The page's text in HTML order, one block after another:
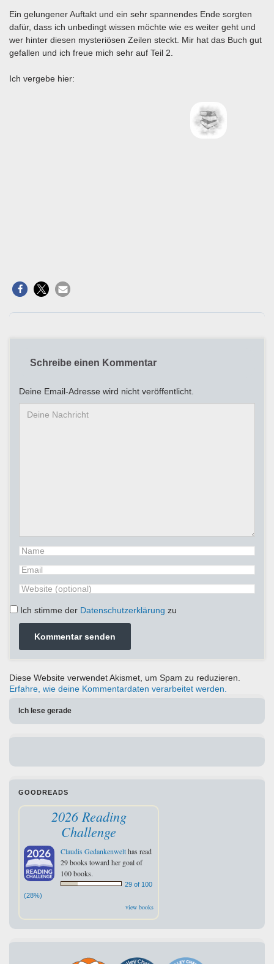
Ein gelungener Auftakt und ein sehr spannendes Ende sorgten
dafür, dass ich unbedingt wissen möchte wie es weiter geht und
wer hinter diesen mysteriösen Zeilen steckt. Mir hat das Buch gut
gefallen und ich freue mich sehr auf Teil 2.
Ich vergebe hier:
Schreibe einen Kommentar
Deine Email-Adresse wird nicht veröffentlicht.
Ich stimme der Datenschutzerklärung zu
Diese Website verwendet Akismet, um Spam zu reduzieren.
Erfahre, wie deine Kommentardaten verarbeitet werden.
Ich lese gerade
GOODREADS
2026 Reading
Challenge
Claudis Gedankenwelthas read
29 books toward her goal of
100 books.
29 of 100
(28%)
view books